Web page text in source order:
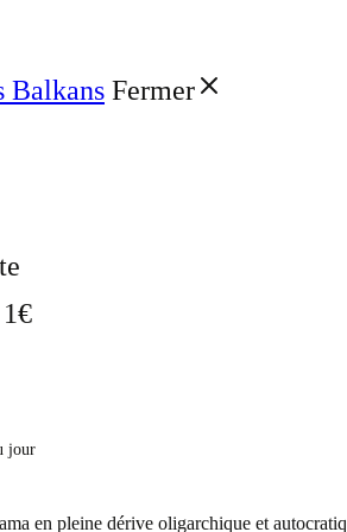
Balkans Fermer
1€
jour
en pleine dérive oligarchique et